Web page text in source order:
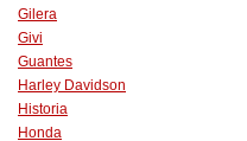
Gilera
Givi
Guantes
Harley Davidson
Historia
Honda